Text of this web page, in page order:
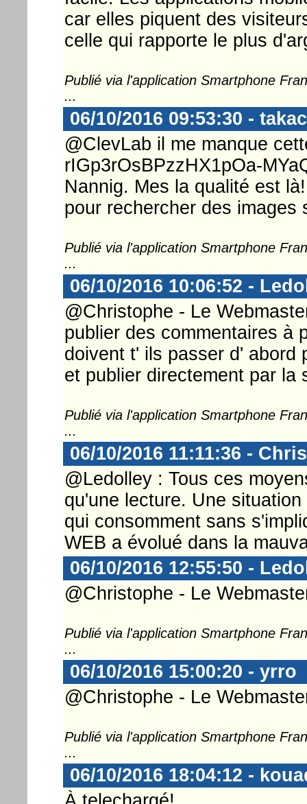
car elles piquent des
celle qui rapporte le plus
Publié via l'application Smartphone
...
06/10/2016 09:53:30 -
@ClevLab il me manque
rIGp3rOsBPzzHX1pOa-
Nannig. Mes la qualité est
pour rechercher des images
Publié via l'application Smartphone
...
06/10/2016 10:06:52 -
@Christophe - Le
publier des commentaires à
doivent t' ils passer d' abord
et publier directement par la
Publié via l'application Smartphone
...
06/10/2016 11:11:36 -
@Ledolley : Tous ces
qu'une lecture. Une
qui consomment sans
WEB a évolué dans la
06/10/2016 12:55:50 -
@Christophe - Le
Publié via l'application Smartphone
...
06/10/2016 15:00:20 - yrro
@Christophe - Le
Publié via l'application Smartphone
...
06/10/2016 18:04:12 -